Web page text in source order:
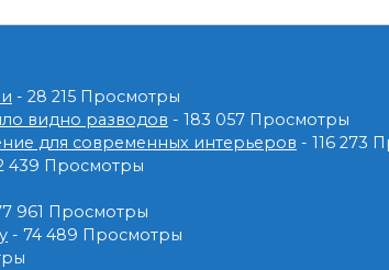
- 28 215 Просмотры
видно разводов - 183 057 Просмотры
для современных интерьеров - 116 273
439 Просмотры
961 Просмотры
- 74 489 Просмотры